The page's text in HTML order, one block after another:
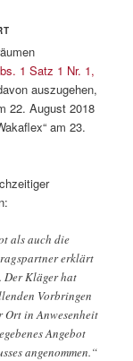
1 Satz 1 Nr. 1,
auszugehen,
22. August 2018
am 23.
als auch die
erklärt
Der Kläger hat
Vorbringen
Ort in Anwesenheit
Angebot
angenommen.“